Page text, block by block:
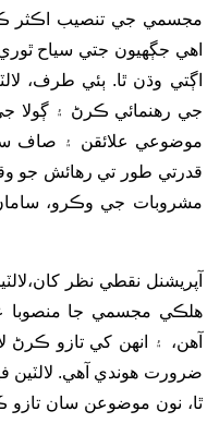
مجسمي جي تنصيب اڪثر
اهي جڳهيون جتي سياح
اڳتي وڌن ٿا. ٻئي طرف،
جي رهنمائي ڪرڻ ۽ ڳولا جي
موضوعي علائقن ۽ صاف
قدرتي طور تي رهائش جو
مشروبات جي وڪرو،
آپريشنل نقطي نظر کان،
هلڪي مجسمي جا منصوبا
آهن، ۽ انهن کي تازو ڪرڻ
ضرورت هوندي آهي.
ٿا، نون موضوعن سان